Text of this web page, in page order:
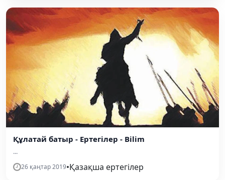
Құлатай батыр - Ертегілер - Bilim
...
26 қаңтар 2019•Қазақша ертегілер